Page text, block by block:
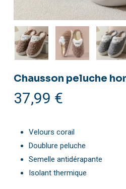
Chausson peluche
37,99 €
Velours corail
Doublure peluche
Semelle antidérapante
Isolant thermique